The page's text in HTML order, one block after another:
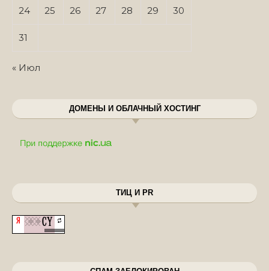
24 25 26 27 28 29 30
31
« Июл
ДОМЕНЫ И ОБЛАЧНЫЙ ХОСТИНГ
ТИЦ И PR